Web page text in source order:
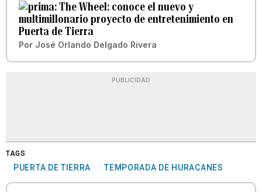
The Wheel: conoce el nuevo y
multimillonario proyecto de entretenimiento en
Puerta de Tierra
Por José Orlando Delgado Rivera
PUBLICIDAD
TAGS
PUERTA DE TIERRA TEMPORADA DE HURACANES